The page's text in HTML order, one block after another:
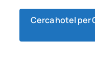
Cerca hotel per